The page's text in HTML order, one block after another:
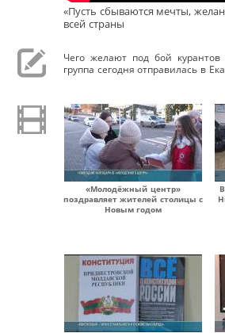
«Пусть сбываются мечты,
всей страны
Чего желают под бой
группа сегодня отправилась в
«Молодёжный центр»
поздравляет жителей столицы с
Новым годом